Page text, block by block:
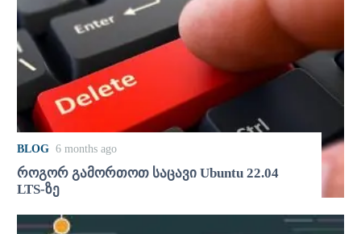
BLOG 6 months ago
როგორ გამორთოთ საცავი Ubuntu 22.04
LTS-ზე